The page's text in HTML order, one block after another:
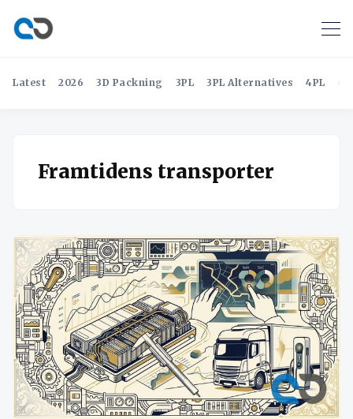
Latest 2026 3D Packning 3PL 3PL Alternatives 4PL
Framtidens transporter